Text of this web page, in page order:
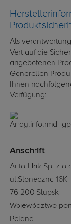
Als
Vert auf die
angebotenen
Generellen
Ihnen
Verfügung:
Anschrift
Auto-Hak Sp. z
ul.Sloneczna 16K
76-200 Slupsk
Województwo
Poland